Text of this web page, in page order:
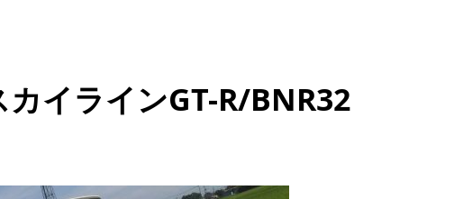
イラインGT-R/BNR32